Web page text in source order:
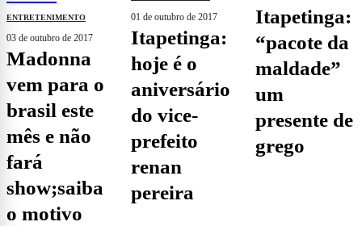
ENTRETENIMENTO
03 de outubro de 2017
madonna
vem para o
brasil este
mês e não
fará
show;saiba
o motivo
01 de outubro de 2017
itapetinga:
hoje é o
aniversário
do vice-
prefeito
renan
pereira
itapetinga:
“pacote da
maldade”
um
presente de
grego